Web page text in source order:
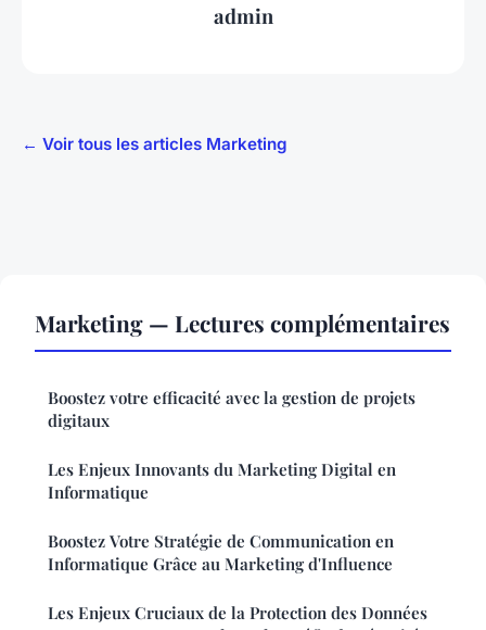
admin
← Voir tous les articles Marketing
Marketing — Lectures complémentaires
Boostez votre efficacité avec la gestion de projets
digitaux
Les Enjeux Innovants du Marketing Digital en
Informatique
Boostez Votre Stratégie de Communication en
Informatique Grâce au Marketing d'Influence
Les Enjeux Cruciaux de la Protection des Données